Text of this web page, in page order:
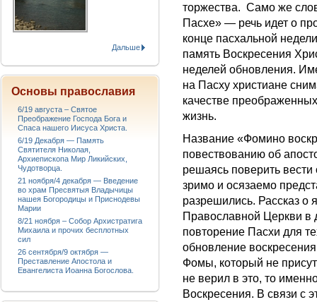
торжества. Само же
Пасхе» — речь идет о
конце пасхальной
память Воскресения
неделей обновления.
на Пасху христиане
качестве
жизнь.
Название «Фомино
повествованию об
решаясь поверить
зримо и осязаемо
разрешились. Рассказ о
Православной Церкви в
повторение Пасхи для
обновление
Фомы, который не
не верил в это, то
Воскресения. В связи с
Дальше
Основы православия
6/19 августа – Святое
Преображение Господа Бога и
Спаса нашего Иисуса Христа.
6/19 Декабря — Память
Святителя Николая,
Архиепископа Мир Ликийских,
Чудотворца.
21 ноября/4 декабря — Введение
во храм Пресвятыя Владычицы
нашея Богородицы и Приснодевы
Марии
8/21 ноября – Собор Архистратига
Михаила и прочих бесплотных
сил
26 сентября/9 октября —
Преставление Апостола и
Евангелиста Иоанна Богослова.